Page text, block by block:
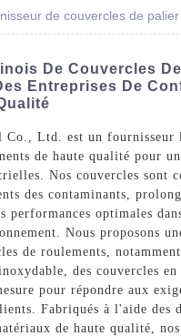
de couvercles de palier
De Couvercles
Entreprises De
Ltd. est un fournisseur
de haute qualité pour
Nos couvercles sont
des contaminants,
performances optimales
Nous proposons
de roulements,
des couvercles
pour répondre aux
Fabriqués à l'aide des
de haute qualité,